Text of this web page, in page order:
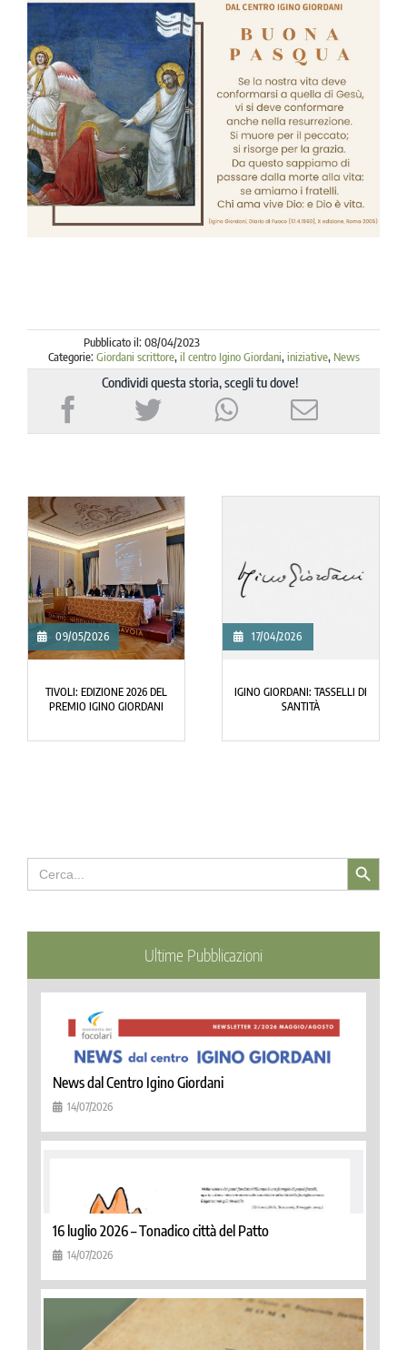
notizie
Pubblicato il: 08/04/2023
Categorie:Giordani scrittore,il centro Igino Giordani,iniziative, News
Condividi questa storia, scegli tu dove!
09/05/2026
TIVOLI: EDIZIONE 2026 DEL
PREMIO IGINO GIORDANI
17/04/2026
IGINO GIORDANI: TASSELLI DI
SANTITÀ
Search
for:
Search Button
Ultime Pubblicazioni
News dal Centro Igino Giordani
14/07/2026
16 luglio 2026 – Tonadico città del Patto
14/07/2026